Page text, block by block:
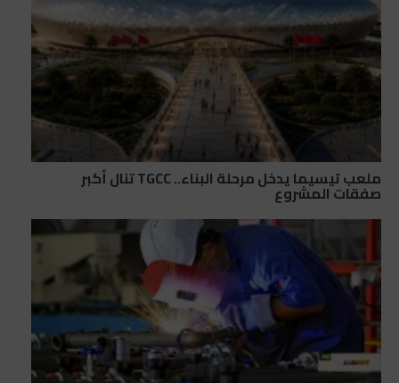
ملعب تيسيما يدخل مرحلة البناء.. TGCC تنال أكبر
صفقات المشروع